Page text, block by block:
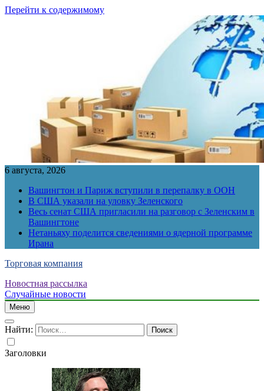
Перейти к содержимому
6 августа, 2026
Вашингтон и Париж вступили в перепалку в ООН
В США указали на уловку Зеленского
Весь сенат США пригласили на разговор с Зеленским в
Вашингтоне
Нетаньяху поделится сведениями о ядерной программе
Ирана
Торговая компания
Новостная рассылка
Случайные новости
Меню
Найти:
Заголовки